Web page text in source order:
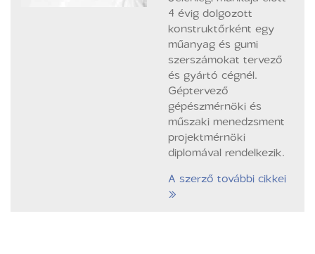
4 évig dolgozott
konstruktőrként egy
műanyag és gumi
szerszámokat tervező
és gyártó cégnél.
Géptervező
gépészmérnöki és
műszaki menedzsment
projektmérnöki
diplomával rendelkezik.
A szerző további cikkei
»